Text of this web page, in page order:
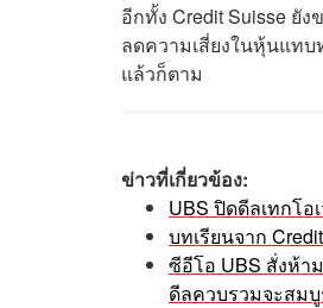
อีกทั้ง Credit Suisse ยั
ลดความเสี่ยงในหุ้นแท
แล้วก็ตาม
ข่าวที่เกี่ยวข้อง:
UBS ปิดดีลเทกโ
บทเรียนจาก
ซีอีโอ UBS สั่งห้า
ดีลควบรวมจะสม